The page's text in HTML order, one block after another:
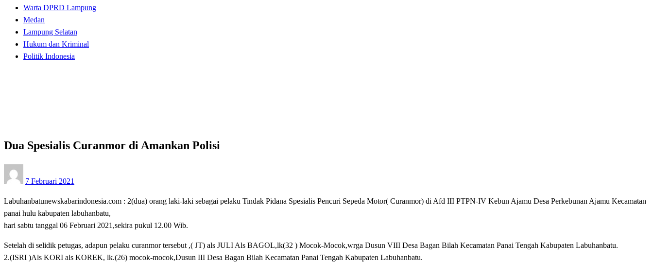
Warta DPRD Lampung
Medan
Lampung Selatan
Hukum dan Kriminal
Politik Indonesia
Dua Spesialis Curanmor di Amankan Polisi
on
7 Februari 2021
Labuhanbatunewskabarindonesia.com : 2(dua) orang laki-laki sebagai pelaku Tindak Pidana Spesialis Pencuri Sepeda Motor( Curanmor) di Afd III PTPN-IV Kebun Ajamu Desa Perkebunan Ajamu Kecamatan
panai hulu kabupaten labuhanbatu,
hari sabtu tanggal 06 Februari 2021,sekira pukul 12.00 Wib.
Setelah di selidik petugas, adapun pelaku curanmor tersebut ,( JT) als JULI Als BAGOL,lk(32 ) Mocok-Mocok,wrga Dusun VIII Desa Bagan Bilah Kecamatan Panai Tengah Kabupaten Labuhanbatu.
2.(ISRI )Als KORI als KOREK, lk.(26) mocok-mocok,Dusun III Desa Bagan Bilah Kecamatan Panai Tengah Kabupaten Labuhanbatu.